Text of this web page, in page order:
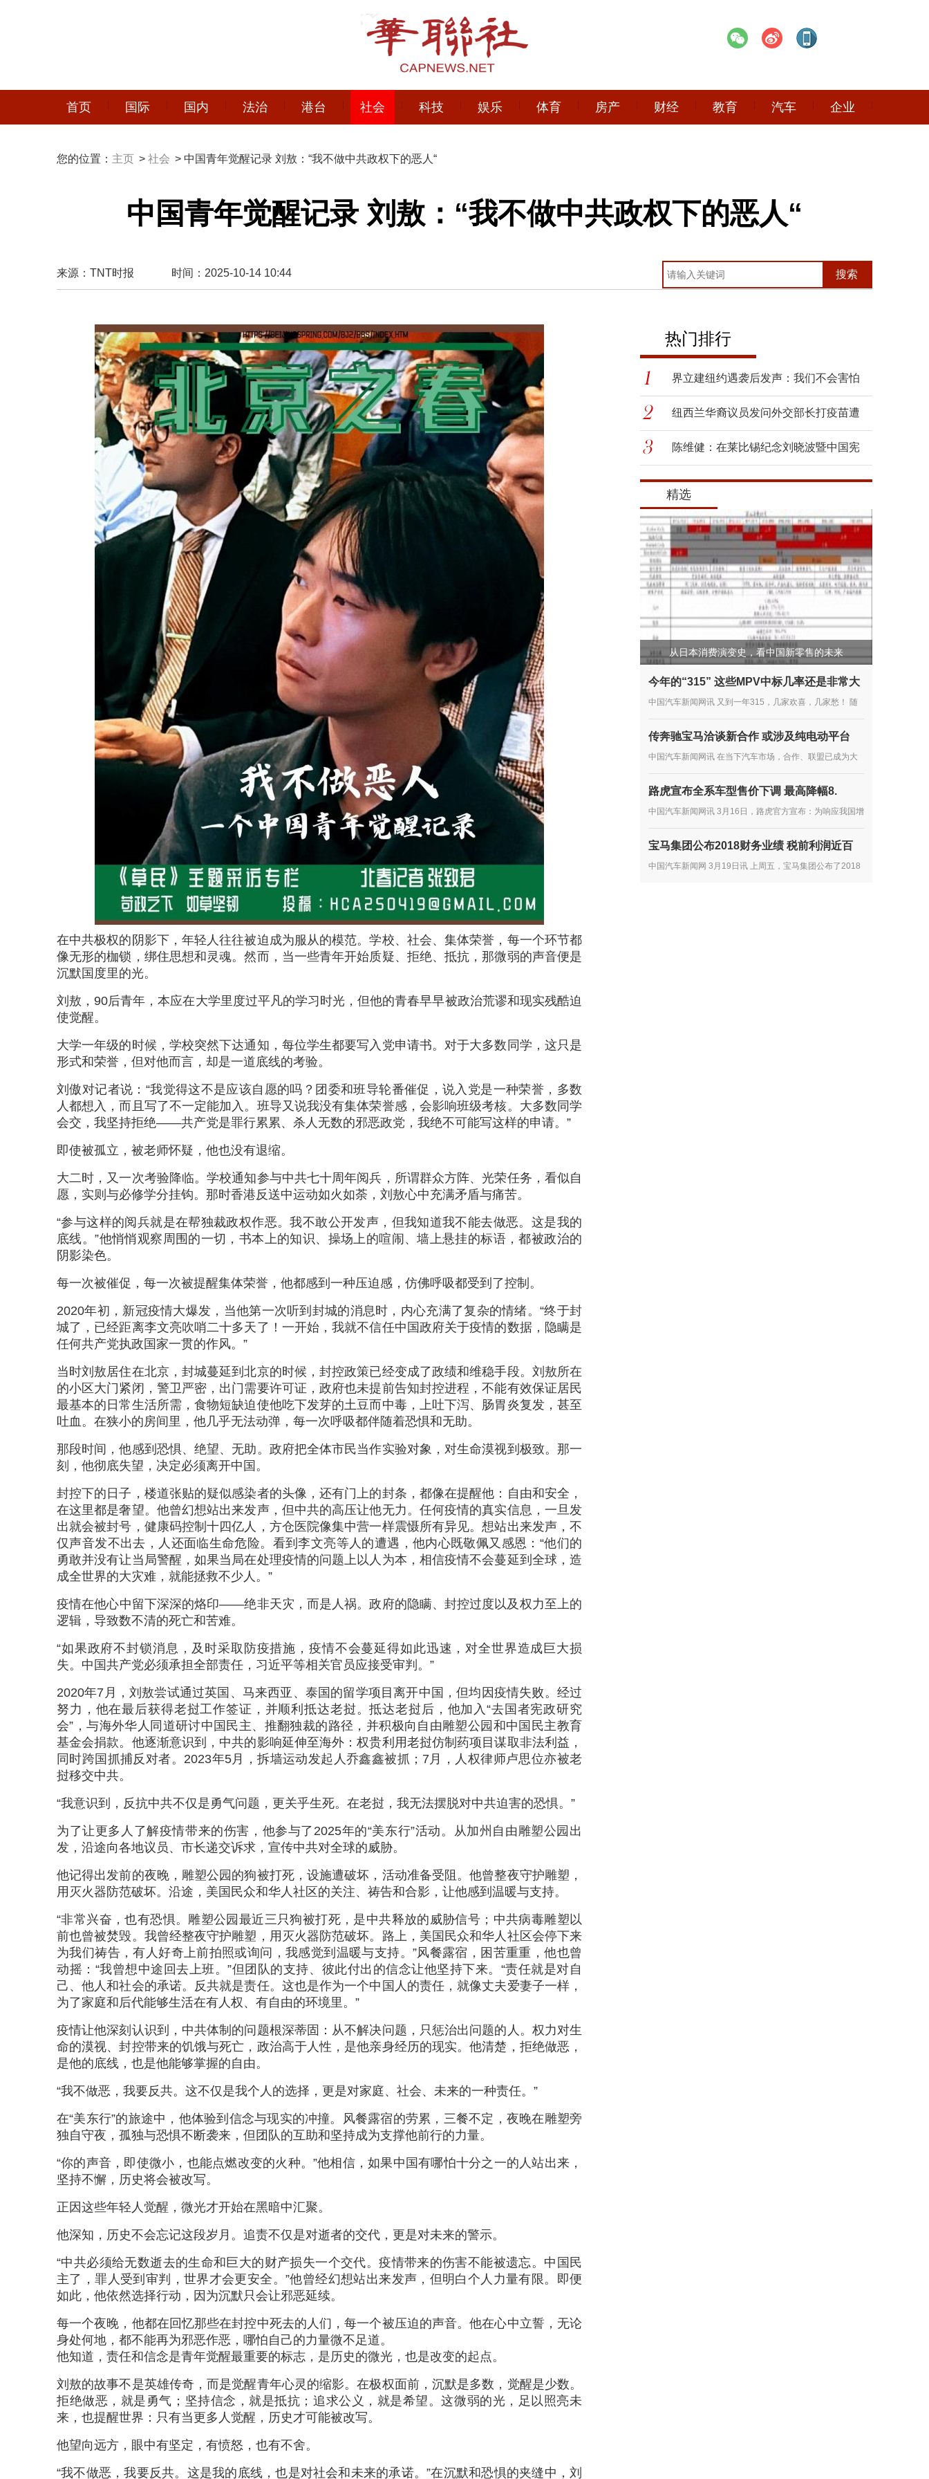
首页 国际 国内 法治 港台 社会 科技 娱乐 体育 房产 财经 教育 汽车 企业
您的位置： 主页 > 社会 > 中国青年觉醒记录 刘敖：“我不做中共政权下的恶人“
中国青年觉醒记录 刘敖：“我不做中共政权下的恶人“
来源：TNT时报 时间：2025-10-14 10:44 搜索
在中共极权的阴影下，年轻人往往被迫成为服从的模范。学校、社会、集体荣誉，每一个环节都
像无形的枷锁，绑住思想和灵魂。然而，当一些青年开始质疑、拒绝、抵抗，那微弱的声音便是
沉默国度里的光。
刘敖，90后青年，本应在大学里度过平凡的学习时光，但他的青春早早被政治荒谬和现实残酷迫
使觉醒。
大学一年级的时候，学校突然下达通知，每位学生都要写入党申请书。对于大多数同学，这只是
形式和荣誉，但对他而言，却是一道底线的考验。
刘傲对记者说：“我觉得这不是应该自愿的吗？团委和班导轮番催促，说入党是一种荣誉，多数
人都想入，而且写了不一定能加入。班导又说我没有集体荣誉感，会影响班级考核。大多数同学
会交，我坚持拒绝——共产党是罪行累累、杀人无数的邪恶政党，我绝不可能写这样的申请。”
即使被孤立，被老师怀疑，他也没有退缩。
大二时，又一次考验降临。学校通知参与中共七十周年阅兵，所谓群众方阵、光荣任务，看似自
愿，实则与必修学分挂钩。那时香港反送中运动如火如荼，刘敖心中充满矛盾与痛苦。
“参与这样的阅兵就是在帮独裁政权作恶。我不敢公开发声，但我知道我不能去做恶。这是我的
底线。”他悄悄观察周围的一切，书本上的知识、操场上的喧闹、墙上悬挂的标语，都被政治的
阴影染色。
每一次被催促，每一次被提醒集体荣誉，他都感到一种压迫感，仿佛呼吸都受到了控制。
2020年初，新冠疫情大爆发，当他第一次听到封城的消息时，内心充满了复杂的情绪。“终于封
城了，已经距离李文亮吹哨二十多天了！一开始，我就不信任中国政府关于疫情的数据，隐瞒是
任何共产党执政国家一贯的作风。”
当时刘敖居住在北京，封城蔓延到北京的时候，封控政策已经变成了政绩和维稳手段。刘敖所在
的小区大门紧闭，警卫严密，出门需要许可证，政府也未提前告知封控进程，不能有效保证居民
最基本的日常生活所需，食物短缺迫使他吃下发芽的土豆而中毒，上吐下泻、肠胃炎复发，甚至
吐血。在狭小的房间里，他几乎无法动弹，每一次呼吸都伴随着恐惧和无助。
那段时间，他感到恐惧、绝望、无助。政府把全体市民当作实验对象，对生命漠视到极致。那一
刻，他彻底失望，决定必须离开中国。
封控下的日子，楼道张贴的疑似感染者的头像，还有门上的封条，都像在提醒他：自由和安全，
在这里都是奢望。他曾幻想站出来发声，但中共的高压让他无力。任何疫情的真实信息，一旦发
出就会被封号，健康码控制十四亿人，方仓医院像集中营一样震慑所有异见。想站出来发声，不
仅声音发不出去，人还面临生命危险。看到李文亮等人的遭遇，他内心既敬佩又感恩：“他们的
勇敢并没有让当局警醒，如果当局在处理疫情的问题上以人为本，相信疫情不会蔓延到全球，造
成全世界的大灾难，就能拯救不少人。”
疫情在他心中留下深深的烙印——绝非天灾，而是人祸。政府的隐瞒、封控过度以及权力至上的
逻辑，导致数不清的死亡和苦难。
“如果政府不封锁消息，及时采取防疫措施，疫情不会蔓延得如此迅速，对全世界造成巨大损
失。中国共产党必须承担全部责任，习近平等相关官员应接受审判。”
2020年7月，刘敖尝试通过英国、马来西亚、泰国的留学项目离开中国，但均因疫情失败。经过
努力，他在最后获得老挝工作签证，并顺利抵达老挝。抵达老挝后，他加入“去国者宪政研究
会”，与海外华人同道研讨中国民主、推翻独裁的路径，并积极向自由雕塑公园和中国民主教育
基金会捐款。他逐渐意识到，中共的影响延伸至海外：权贵利用老挝仿制药项目谋取非法利益，
同时跨国抓捕反对者。2023年5月，拆墙运动发起人乔鑫鑫被抓；7月，人权律师卢思位亦被老
挝移交中共。
“我意识到，反抗中共不仅是勇气问题，更关乎生死。在老挝，我无法摆脱对中共迫害的恐惧。”
为了让更多人了解疫情带来的伤害，他参与了2025年的“美东行”活动。从加州自由雕塑公园出
发，沿途向各地议员、市长递交诉求，宣传中共对全球的威胁。
他记得出发前的夜晚，雕塑公园的狗被打死，设施遭破坏，活动准备受阻。他曾整夜守护雕塑，
用灭火器防范破坏。沿途，美国民众和华人社区的关注、祷告和合影，让他感到温暖与支持。
“非常兴奋，也有恐惧。雕塑公园最近三只狗被打死，是中共释放的威胁信号；中共病毒雕塑以
前也曾被焚毁。我曾经整夜守护雕塑，用灭火器防范破坏。路上，美国民众和华人社区会停下来
为我们祷告，有人好奇上前拍照或询问，我感觉到温暖与支持。”风餐露宿，困苦重重，他也曾
动摇：“我曾想中途回去上班。”但团队的支持、彼此付出的信念让他坚持下来。“责任就是对自
己、他人和社会的承诺。反共就是责任。这也是作为一个中国人的责任，就像丈夫爱妻子一样，
为了家庭和后代能够生活在有人权、有自由的环境里。”
疫情让他深刻认识到，中共体制的问题根深蒂固：从不解决问题，只惩治出问题的人。权力对生
命的漠视、封控带来的饥饿与死亡，政治高于人性，是他亲身经历的现实。他清楚，拒绝做恶，
是他的底线，也是他能够掌握的自由。
“我不做恶，我要反共。这不仅是我个人的选择，更是对家庭、社会、未来的一种责任。”
在“美东行”的旅途中，他体验到信念与现实的冲撞。风餐露宿的劳累，三餐不定，夜晚在雕塑旁
独自守夜，孤独与恐惧不断袭来，但团队的互助和坚持成为支撑他前行的力量。
“你的声音，即使微小，也能点燃改变的火种。”他相信，如果中国有哪怕十分之一的人站出来，
坚持不懈，历史将会被改写。
正因这些年轻人觉醒，微光才开始在黑暗中汇聚。
他深知，历史不会忘记这段岁月。追责不仅是对逝者的交代，更是对未来的警示。
“中共必须给无数逝去的生命和巨大的财产损失一个交代。疫情带来的伤害不能被遗忘。中国民
主了，罪人受到审判，世界才会更安全。”他曾经幻想站出来发声，但明白个人力量有限。即便
如此，他依然选择行动，因为沉默只会让邪恶延续。
每一个夜晚，他都在回忆那些在封控中死去的人们，每一个被压迫的声音。他在心中立誓，无论
身处何地，都不能再为邪恶作恶，哪怕自己的力量微不足道。
他知道，责任和信念是青年觉醒最重要的标志，是历史的微光，也是改变的起点。
刘敖的故事不是英雄传奇，而是觉醒青年心灵的缩影。在极权面前，沉默是多数，觉醒是少数。
拒绝做恶，就是勇气；坚持信念，就是抵抗；追求公义，就是希望。这微弱的光，足以照亮未
来，也提醒世界：只有当更多人觉醒，历史才可能被改写。
他望向远方，眼中有坚定，有愤怒，也有不舍。
“我不做恶，我要反共。这是我的底线，也是对社会和未来的承诺。”在沉默和恐惧的夹缝中，刘
热门排行
界立建纽约遇袭后发声：我们不会害怕
纽西兰华裔议员发问外交部长打疫苗遭
呛
陈维健：在莱比锡纪念刘晓波暨中国宪
政
精选
从日本消费演变史，看中国新零售的未来
今年的“315” 这些MPV中标几率还是非常大
中国汽车新闻网讯 又到一年315，几家欢喜，几家愁！ 随
全国消协组织受理汽车产品投诉情况分析》。 按分析报告
显示，2018年全国...
传奔驰宝马洽谈新合作 或涉及纯电动平台
中国汽车新闻网讯 在当下汽车市场，合作、联盟已成为大
年前，雷诺、日产、三菱就达成了联盟合作协议，大众向其
他车企...
路虎宣布全系车型售价下调 最高降幅8.
中国汽车新闻网讯 3月16日，路虎官方宣布：为响应我国增
费者，路虎提前下调在华销售的路虎品牌全系车型厂商建议
零售价...
宝马集团公布2018财务业绩 税前利润近百
中国汽车新闻网 3月19日讯 上周五，宝马集团公布了2018